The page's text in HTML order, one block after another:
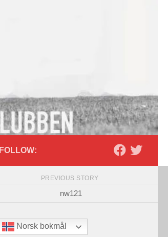
FOLLOW:
PREVIOUS STORY
nw121
Norsk bokmål